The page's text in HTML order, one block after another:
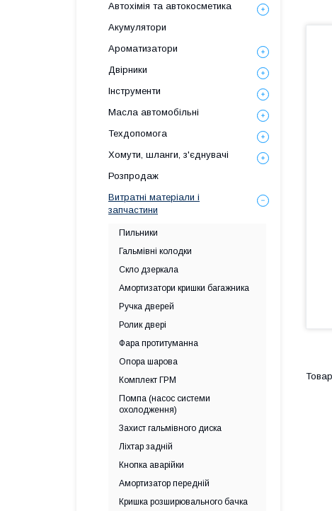
Автохімія та автокосметика
Акумулятори
Ароматизатори
Двірники
Інструменти
Масла автомобільні
Техдопомога
Хомути, шланги, з'єднувачі
Розпродаж
Витратні матеріали і
запчастини
Пильники
Гальмівні колодки
Скло дзеркала
Амортизатори кришки багажника
Ручка дверей
Ролик двері
Фара протитуманна
Опора шарова
Комплект ГРМ
Помпа (насос системи
охолодження)
Захист гальмівного диска
Ліхтар задній
Кнопка аварійки
Амортизатор передній
Кришка розширювального бачка